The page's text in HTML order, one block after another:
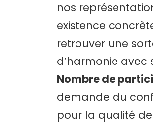
nos
existence
retrouver une
d’harmonie avec
Nombre de
demande du
pour la qualité